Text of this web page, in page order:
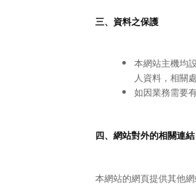
三、資料之保護
本網站主機均
人資料，相關
如因業務需要
四、網站對外的相關連結
本網站的網頁提供其他